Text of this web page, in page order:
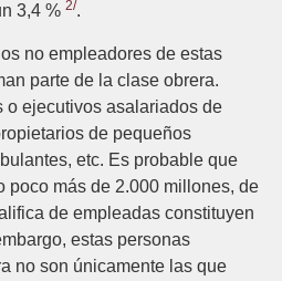
3,4 % 2/.
no empleadores de estas
parte de la clase obrera.
o ejecutivos asalariados de
de pequeños
etc. Es probable que
poco más de 2.000 millones, de
de empleadas constituyen
estas personas
no son únicamente las que